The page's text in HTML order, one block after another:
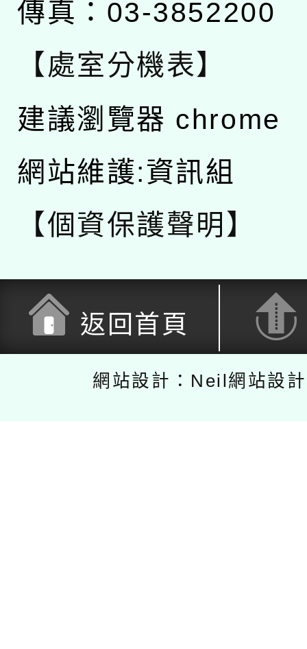
傳真：03-3852200
【處室分機表】
建議瀏覽器 chrome
網站維護:資訊組
【個資保護聲明】
返回首頁
網站設計：Neil網站設